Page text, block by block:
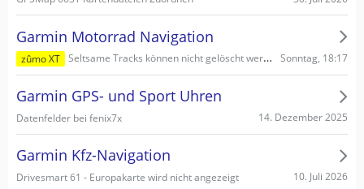
Garmin Motorrad Navigation
zûmo XT Seltsame Tracks können nicht gelöscht werden Sonntag, 18:17
Garmin GPS- und Sport Uhren
Datenfelder bei fenix7x 14. Dezember 2025
Garmin Kfz-Navigation
Drivesmart 61 - Europakarte wird nicht angezeigt 10. Juli 2026